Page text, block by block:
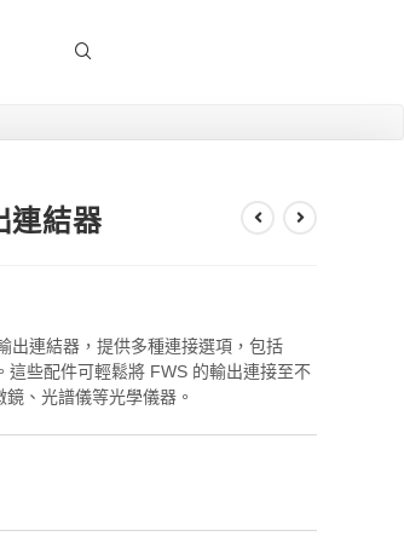
結器
出連結器，提供多種連接選項，包括
些配件可輕鬆將 FWS 的輸出連接至不
、光譜儀等光學儀器。